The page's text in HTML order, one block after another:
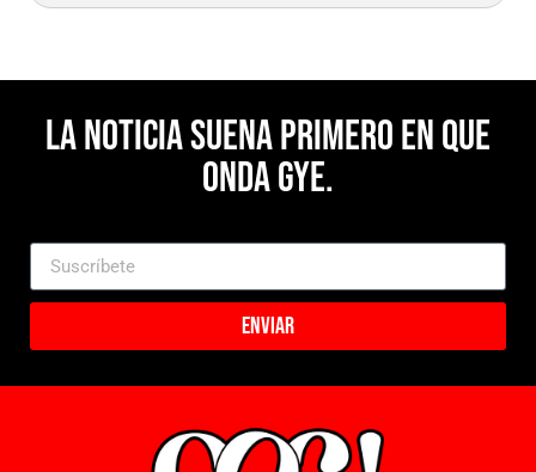
La noticia suena primero en Que
Onda Gye.
Enviar